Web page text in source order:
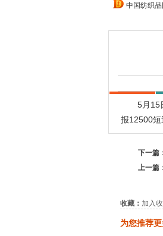
中国纺织品
5月15日
报12500短
下一篇
上一篇
收藏： 加入
为您推荐